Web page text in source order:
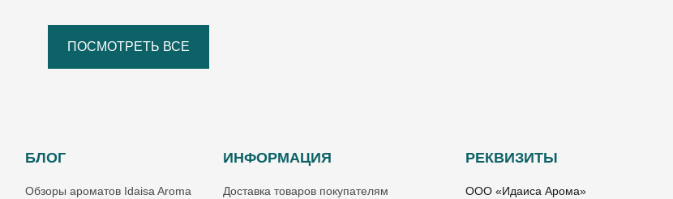
ПОСМОТРЕТЬ ВСЕ
БЛОГ
Обзоры ароматов Idaisa Aroma
ИНФОРМАЦИЯ
Доставка товаров покупателям
РЕКВИЗИТЫ
ООО «Идаиса Арома»